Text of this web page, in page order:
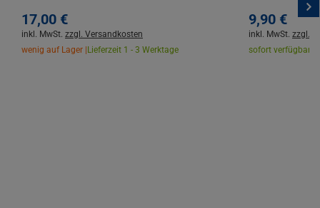
17,00 €
inkl. MwSt. zzgl. Versandkosten
wenig auf Lager | Lieferzeit 1 - 3 Werktage
9,90 €
inkl. MwSt. zzgl.
sofort verfügbar |